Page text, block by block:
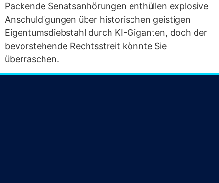
Packen­de Senats­an­hö­run­gen ent­hül­len explo­si­ve
Anschul­di­gun­gen über his­to­ri­schen geis­ti­gen
Eigen­tums­dieb­stahl durch KI-Gigan­ten, doch der
bevor­ste­hen­de Rechts­streit könn­te Sie
überraschen.